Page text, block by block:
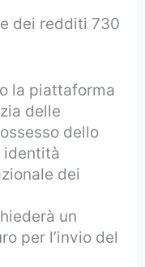
dei redditi 730
la piattaforma
delle
dello
identità
dei
un
per l’invio del